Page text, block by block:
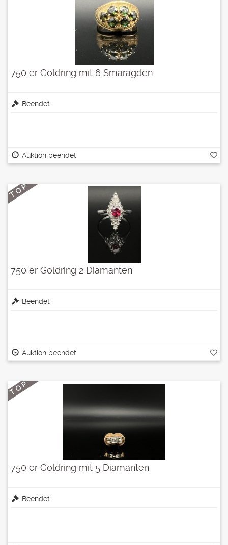
750 er Goldring mit 6 Smaragden
Beendet
Auktion beendet
T O P
750 er Goldring 2 Diamanten
Beendet
Auktion beendet
T O P
750 er Goldring mit 5 Diamanten
Beendet